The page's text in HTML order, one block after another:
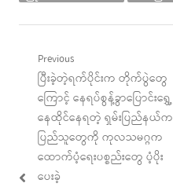
Post
navigation
Previous
Previous
post:
ပြီးခဲ့တဲ့ရက်ပိုင်းက တိုက်ပွဲတွေ
ကြောင့် နေရပ်စွန့်ခွာပြောင်းရွှေ့
နေထိုင်နေရတဲ့ ရှမ်းပြည်နယ်က
ပြည်သူတွေကို ကုလသမဂ္ဂက
ထောက်ပံ့ရေးပစ္စည်းတွေ ပံ့ပိုး
ပေးခဲ့